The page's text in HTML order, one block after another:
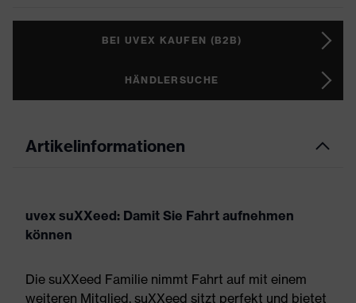
BEI UVEX KAUFEN (B2B)
HÄNDLERSUCHE
Artikelinformationen
uvex suXXeed: Damit Sie Fahrt aufnehmen
können
Die suXXeed Familie nimmt Fahrt auf mit einem
weiteren Mitglied. suXXeed sitzt perfekt und bietet